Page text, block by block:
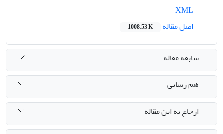
اصل مقاله
1008.53 K
سابقه مقاله
هم رسانی
ارجاع به این مقاله